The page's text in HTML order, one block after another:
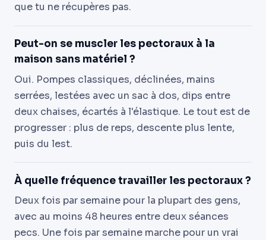
que tu ne récupères pas.
Peut-on se muscler les pectoraux à la
maison sans matériel ?
Oui. Pompes classiques, déclinées, mains
serrées, lestées avec un sac à dos, dips entre
deux chaises, écartés à l'élastique. Le tout est de
progresser : plus de reps, descente plus lente,
puis du lest.
À quelle fréquence travailler les pectoraux ?
Deux fois par semaine pour la plupart des gens,
avec au moins 48 heures entre deux séances
pecs. Une fois par semaine marche pour un vrai